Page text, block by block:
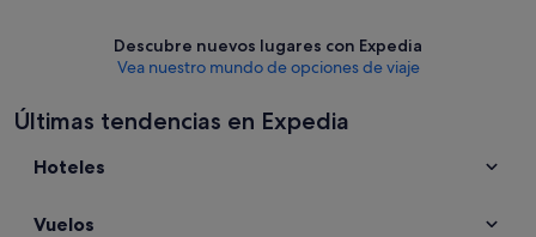
Descubre nuevos lugares con Expedia
Vea nuestro mundo de opciones de viaje
Últimas tendencias en Expedia
Hoteles
Vuelos